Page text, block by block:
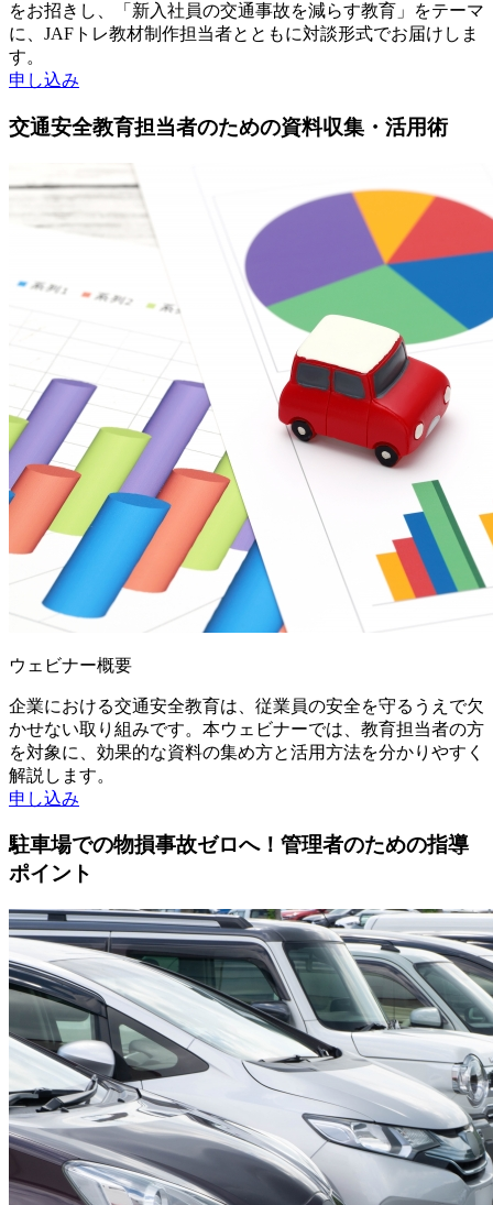
をお招きし、「新入社員の交通事故を減らす教育」をテーマ
に、JAFトレ教材制作担当者とともに対談形式でお届けしま
す。
申し込み
交通安全教育担当者のための資料収集・活用術
ウェビナー概要
企業における交通安全教育は、従業員の安全を守るうえで欠
かせない取り組みです。本ウェビナーでは、教育担当者の方
を対象に、効果的な資料の集め方と活用方法を分かりやすく
解説します。
申し込み
駐車場での物損事故ゼロへ！管理者のための指導
ポイント